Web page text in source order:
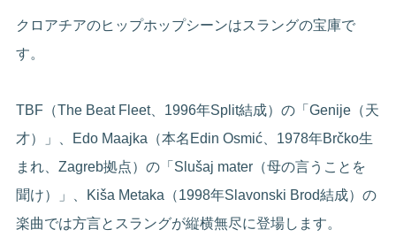
クロアチアのヒップホップシーンはスラングの宝庫で
す。
TBF（The Beat Fleet、1996年Split結成）の「Genije（天
才）」、Edo Maajka（本名Edin Osmić、1978年Brčko生
まれ、Zagreb拠点）の「Slušaj mater（母の言うことを
聞け）」、Kiša Metaka（1998年Slavonski Brod結成）の
楽曲では方言とスラングが縦横無尽に登場します。